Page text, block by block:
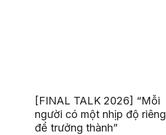
[FINAL TALK 2026] “Mỗi
người có một nhịp độ riêng
để trưởng thành”